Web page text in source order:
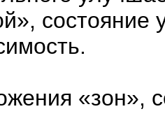
«зон»,